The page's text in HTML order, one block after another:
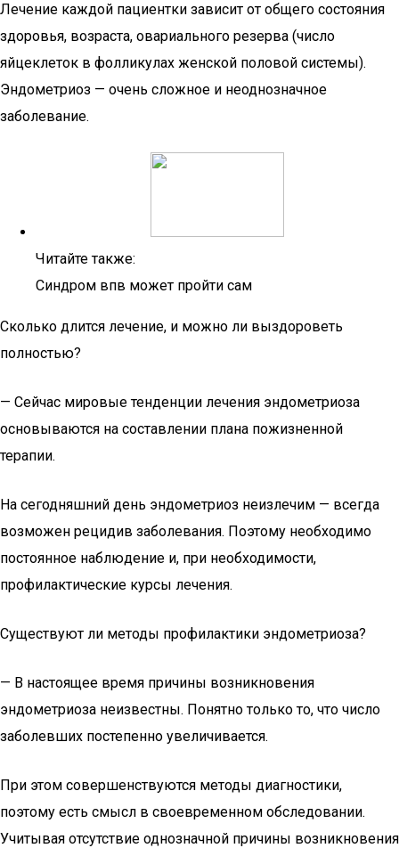
Лечение каждой пациентки зависит от общего состояния
здоровья, возраста, овариального резерва (число
яйцеклеток в фолликулах женской половой системы).
Эндометриоз — очень сложное и неоднозначное
заболевание.
Читайте также:
Синдром впв может пройти сам
Сколько длится лечение, и можно ли выздороветь
полностью?
— Сейчас мировые тенденции лечения эндометриоза
основываются на составлении плана пожизненной
терапии.
На сегодняшний день эндометриоз неизлечим — всегда
возможен рецидив заболевания. Поэтому необходимо
постоянное наблюдение и, при необходимости,
профилактические курсы лечения.
Существуют ли методы профилактики эндометриоза?
— В настоящее время причины возникновения
эндометриоза неизвестны. Понятно только то, что число
заболевших постепенно увеличивается.
При этом совершенствуются методы диагностики,
поэтому есть смысл в своевременном обследовании.
Учитывая отсутствие однозначной причины возникновения